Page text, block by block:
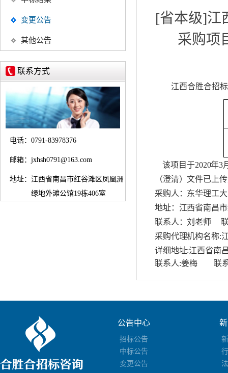
变更公告
其他公告
[省本级]江
采购项
江西合胜合招
该项目于2020年3
（澄清）文件已上
采购人：东华理工
地址：江西省南昌
联系人：刘老师 联
采购代理机构名称:
详细地址:江西省南
联系人:姜梅 联系
联系方式
电话： 0791-83978376
邮箱： jxhsh0791@163.com
地址： 江西省南昌市红谷滩区凤凰洲
绿地外滩公馆19栋406室
公告中心
招标公告
中标公告
变更公告